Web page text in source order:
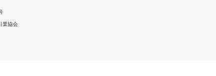
業協会